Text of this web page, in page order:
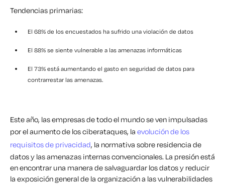
Tendencias primarias:
El 68% de los encuestados ha sufrido una violación de datos
El 88% se siente vulnerable a las amenazas informáticas
El 73% está aumentando el gasto en seguridad de datos para
contrarrestar las amenazas.
Este año, las empresas de todo el mundo se ven impulsadas
por el aumento de los ciberataques, la evolución de los
requisitos de privacidad, la normativa sobre residencia de
datos y las amenazas internas convencionales. La presión está
en encontrar una manera de salvaguardar los datos y reducir
la exposición general de la organización a las vulnerabilidades